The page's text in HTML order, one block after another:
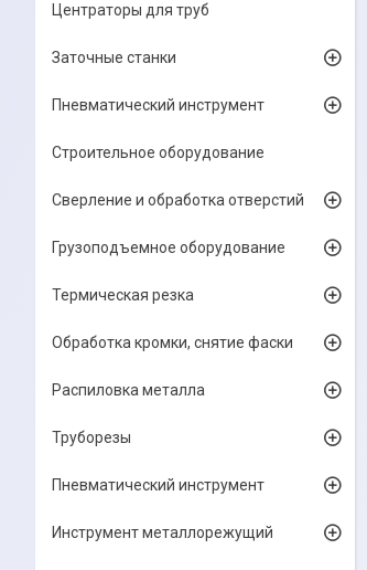
Центраторы для труб
Заточные станки
Пневматический инструмент
Строительное оборудование
Сверление и обработка отверстий
Грузоподъемное оборудование
Термическая резка
Обработка кромки, снятие фаски
Распиловка металла
Труборезы
Пневматический инструмент
Инструмент металлорежущий